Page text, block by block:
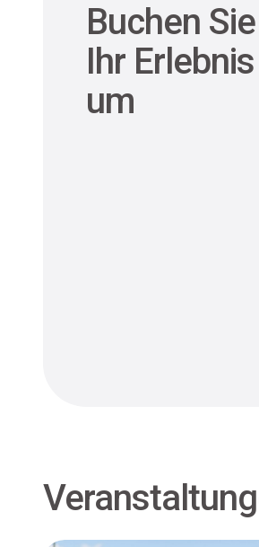
Buchen Sie
Ihr Erlebnis
um